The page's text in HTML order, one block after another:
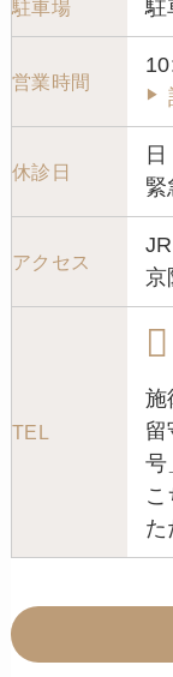
駐車場 駐
営業時間
休診日
緊
アクセス
京
TEL
施
留
号
た